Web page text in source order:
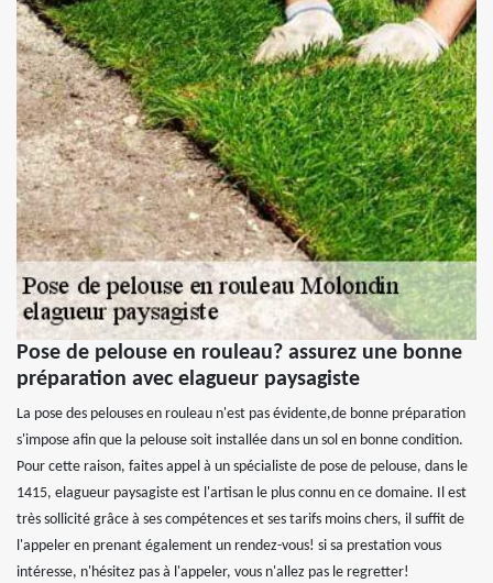
Pose de pelouse en rouleau? assurez une bonne
préparation avec elagueur paysagiste
La pose des pelouses en rouleau n'est pas évidente,de bonne préparation
s'impose afin que la pelouse soit installée dans un sol en bonne condition.
Pour cette raison, faites appel à un spécialiste de pose de pelouse, dans le
1415, elagueur paysagiste est l'artisan le plus connu en ce domaine. Il est
très sollicité grâce à ses compétences et ses tarifs moins chers, il suffit de
l'appeler en prenant également un rendez-vous! si sa prestation vous
intéresse, n'hésitez pas à l'appeler, vous n'allez pas le regretter!